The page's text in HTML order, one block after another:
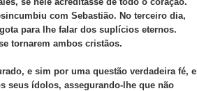
com Sebastião. No terceiro dia,
para lhe falar dos suplícios eternos.
tornarem ambos cristãos.
e sim por uma questão verdadeira fé, e
seus ídolos, assegurando-lhe que não